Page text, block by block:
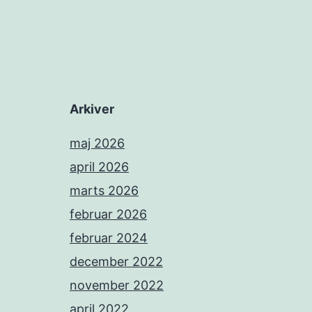
Arkiver
maj 2026
april 2026
marts 2026
februar 2026
februar 2024
december 2022
november 2022
april 2022